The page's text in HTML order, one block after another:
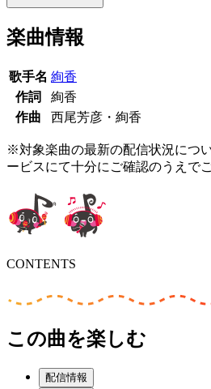
楽曲情報
歌手名 絢香
作詞
絢香
作曲
西尾芳彦・絢香
※対象楽曲の最新の配信状況につ
ービスにて十分にご確認のうえで
CONTENTS
この曲を楽しむ
配信情報